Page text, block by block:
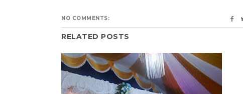
NO COMMENTS:
RELATED POSTS